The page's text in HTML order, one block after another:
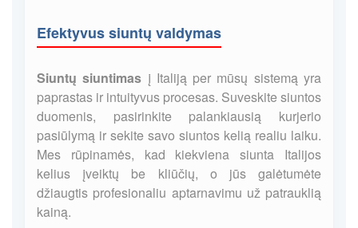
Efektyvus siuntų valdymas
Siuntų siuntimas į Italiją per mūsų sistemą yra
paprastas ir intuityvus procesas. Suveskite siuntos
duomenis, pasirinkite palankiausią kurjerio
pasiūlymą ir sekite savo siuntos kelią realiu laiku.
Mes rūpinamės, kad kiekviena siunta Italijos
kelius įveiktų be kliūčių, o jūs galėtumėte
džiaugtis profesionaliu aptarnavimu už patrauklią
kainą.